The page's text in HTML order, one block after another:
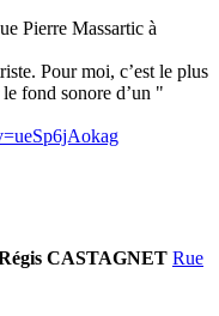
Pierre Massartic à
Pour moi, c’est le plus
fond sonore d’un "
CASTAGNET Rue